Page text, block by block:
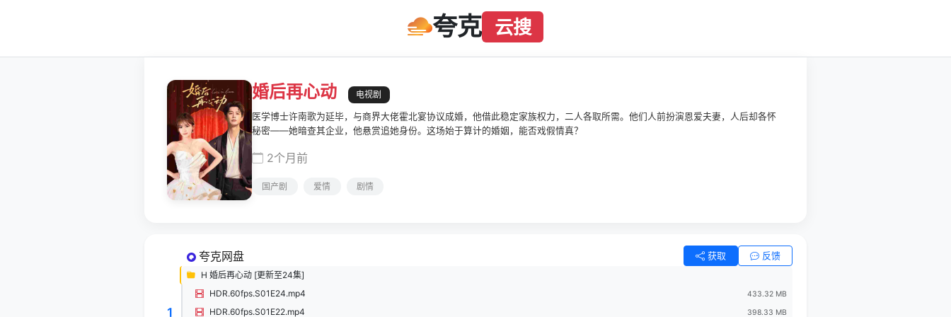
夸克 云搜
婚后再心动 电视剧
医学博士许南歌为延毕，与商界大佬霍北宴协议成婚，他借此稳定家族权力，二人各取所需。他们人前扮演恩爱夫妻，人后却各怀
秘密——她暗查其企业，他悬赏追她身份。这场始于算计的婚姻，能否戏假情真？
2个月前
国产剧 爱情 剧情
1
夸克网盘 获取 反馈
H 婚后再心动 [更新至24集]
HDR.60fps.S01E24.mp4
433.32 MB
HDR.60fps.S01E22.mp4 398.33 MB